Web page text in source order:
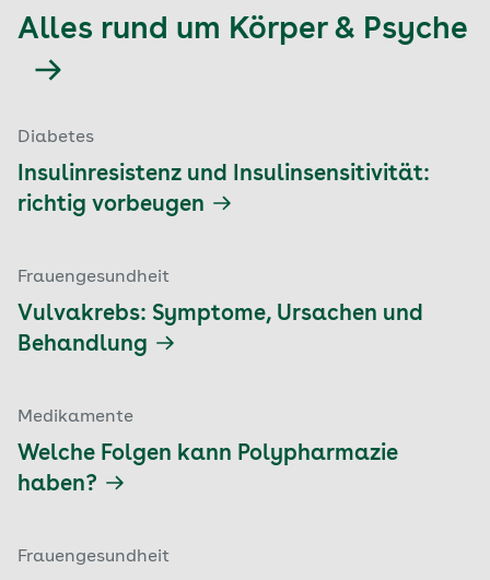
Alles rund um Körper & Psyche
Diabetes
Insulinresistenz und Insulinsensitivität:
richtig vorbeugen
Frauengesundheit
Vulvakrebs: Symptome, Ursachen und
Behandlung
Medikamente
Welche Folgen kann Polypharmazie
haben?
Frauengesundheit